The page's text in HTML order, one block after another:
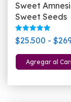
Sweet
Sweet Seeds
Valorado
con
de 5
$25.500 - $
Agregar al